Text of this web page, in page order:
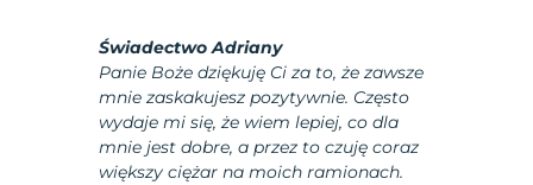
Świadectwo Adriany
Panie Boże dziękuję Ci za to, że zawsze
mnie zaskakujesz pozytywnie. Często
wydaje mi się, że wiem lepiej, co dla
mnie jest dobre, a przez to czuję coraz
większy ciężar na moich ramionach.